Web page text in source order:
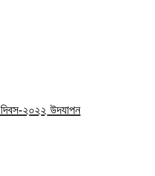
২০২২ উদযাপন